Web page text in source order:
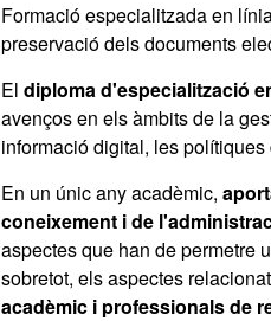
Formació especialitzada en
preservació dels documents
El diploma d'especialització
avenços en els àmbits de la
informació digital, les
En un únic any acadèmic,
coneixement i de
aspectes que han de permetre
sobretot, els aspectes
acadèmic i professionals de